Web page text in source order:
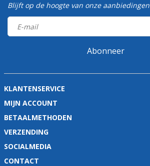
Blijft op de hoogte van onze aanbiedingen
Abonneer
KLANTENSERVICE
MIJN ACCOUNT
BETAALMETHODEN
VERZENDING
SOCIALMEDIA
CONTACT